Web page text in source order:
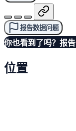
报告数据问题
你也看到了吗？报告
位置